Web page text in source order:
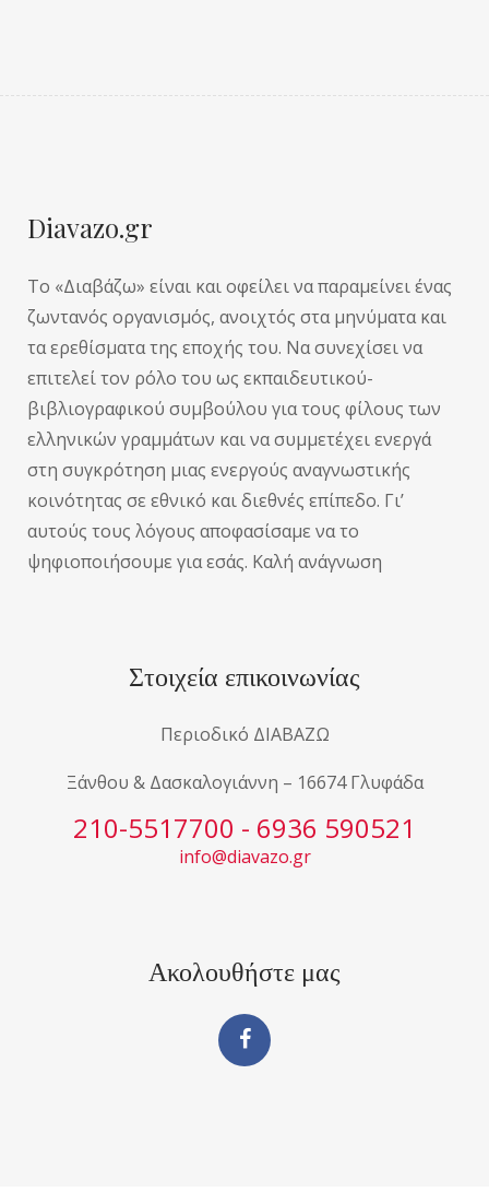
Diavazo.gr
Το «Διαβάζω» είναι και οφείλει να παραμείνει ένας
ζωντανός οργανισμός, ανοιχτός στα μηνύματα και
τα ερεθίσματα της εποχής του. Να συνεχίσει να
επιτελεί τον ρόλο του ως εκπαιδευτικού-
βιβλιογραφικού συμβούλου για τους φίλους των
ελληνικών γραμμάτων και να συμμετέχει ενεργά
στη συγκρότηση μιας ενεργούς αναγνωστικής
κοινότητας σε εθνικό και διεθνές επίπεδο. Γι’
αυτούς τους λόγους αποφασίσαμε να το
ψηφιοποιήσουμε για εσάς. Καλή ανάγνωση
Στοιχεία επικοινωνίας
Περιοδικό ΔΙΑΒΑΖΩ
Ξάνθου & Δασκαλογιάννη – 16674 Γλυφάδα
210-5517700 - 6936 590521
info@diavazo.gr
Ακολουθήστε μας